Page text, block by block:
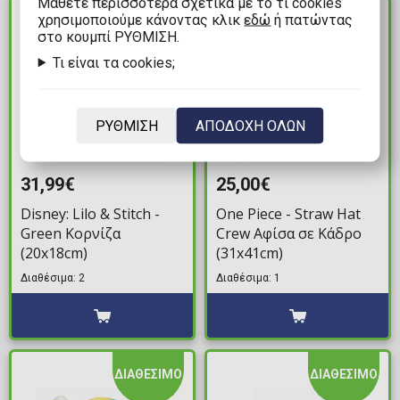
ΔΙΑΘΕΣΙΜΟ
31,99€
Disney: Lilo & Stitch -
Green Κορνίζα
(20x18cm)
Διαθέσιμα: 2
ΔΙΑΘΕΣΙΜΟ
25,00€
One Piece - Straw Hat
Crew Αφίσα σε Κάδρο
(31x41cm)
Διαθέσιμα: 1
ΔΙΑΘΕΣΙΜΟ ΔΙΑΘΕΣΙΜΟ
χρησιμοποιούμε κάνοντας κλικεδώ ή πατώντας
στο κουμπί ΡΥΘΜΙΣΗ.
Τι είναι τα cookies;
ΡΥΘΜΙΣΗ ΑΠΟΔΟΧΗ ΟΛΩΝ